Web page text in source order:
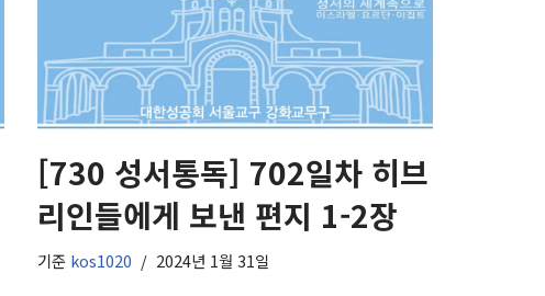
[730 성서통독] 702일차 히브
리인들에게 보낸 편지 1-2장
기준 kos1020 2024년 1월 31일